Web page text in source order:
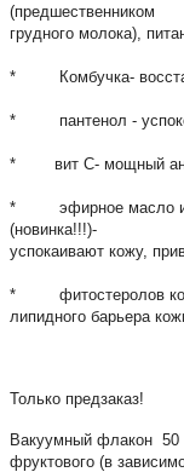
(предшественником
грудного молока),
* Комбучка-
* пантенол -
* вит С- мощный
* эфирное масло
(новинка!!!)-
успокаивают кожу,
* фитостеролов
липидного барьера
Только предзаказ!
Вакуумный флакон 50
фруктового (в